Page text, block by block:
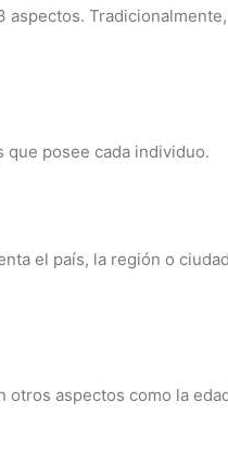
aspectos.
posee cada individuo.
el país, la región o
aspectos como la